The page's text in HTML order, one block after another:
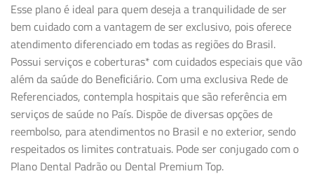
Esse plano é ideal para quem deseja a tranquilidade de ser
bem cuidado com a vantagem de ser exclusivo, pois oferece
atendimento diferenciado em todas as regiões do Brasil.
Possui serviços e coberturas* com cuidados especiais que vão
além da saúde do Beneﬁciário. Com uma exclusiva Rede de
Referenciados, contempla hospitais que são referência em
serviços de saúde no País. Dispõe de diversas opções de
reembolso, para atendimentos no Brasil e no exterior, sendo
respeitados os limites contratuais. Pode ser conjugado com o
Plano Dental Padrão ou Dental Premium Top.